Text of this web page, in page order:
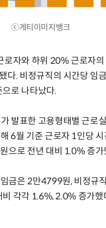
ⓒ게티이미지뱅크
로자와 하위 20% 근로자의
다. 비정규직의 시간당 임
로 나타났다.
발표한 고용형태별 근로
6월 기준 근로자 1인당
으로 전년 대비 1.0% 증가
금은 2만4799원, 비정규
각각 1.6%, 2.0% 증가했